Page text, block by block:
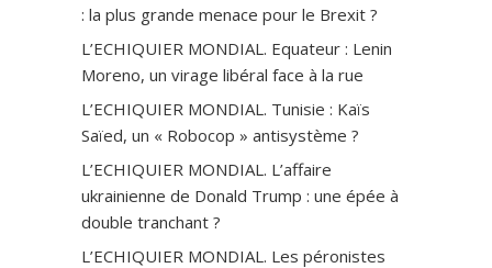
: la plus grande menace pour le Brexit ?
L’ECHIQUIER MONDIAL. Equateur : Lenin
Moreno, un virage libéral face à la rue
L’ECHIQUIER MONDIAL. Tunisie : Kaïs
Saïed, un « Robocop » antisystème ?
L’ECHIQUIER MONDIAL. L’affaire
ukrainienne de Donald Trump : une épée à
double tranchant ?
L’ECHIQUIER MONDIAL. Les péronistes